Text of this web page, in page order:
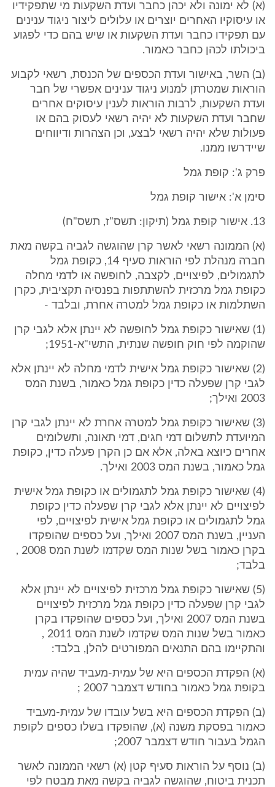
(א) לא ימונה ולא יכהן כחבר ועדת השקעות מי שתפקידיו
או עיסוקיו האחרים יוצרים או עלולים ליצור ניגוד ענינים
עם תפקידו כחבר ועדת השקעות או שיש בהם כדי לפגוע
ביכולתו לכהן כחבר כאמור.
(ב) השר, באישור ועדת הכספים של הכנסת, רשאי לקבוע
הוראות שמטרתן למנוע ניגוד ענינים אפשרי של חבר
ועדת השקעות, לרבות הוראות לענין עיסוקים אחרים
שחבר ועדת השקעות לא יהיה רשאי לעסוק בהם או
פעולות שלא יהיה רשאי לבצע, וכן הצהרות ודיווחים
שיידרשו ממנו.
פרק ג': קופת גמל
סימן א': אישור קופת גמל
13. אישור קופת גמל (תיקון: תשס"ז, תשס"ח)
(א) הממונה רשאי לאשר קרן שהוגשה לגביה בקשה מאת
חברה מנהלת לפי הוראות סעיף 14, כקופת גמל
לתגמולים, לפיצויים, לקצבה, לחופשה או לדמי מחלה
כקופת גמל מרכזית להשתתפות בפנסיה תקציבית, כקרן
השתלמות או כקופת גמל למטרה אחרת, ובלבד -
(1) שאישור כקופת גמל לחופשה לא יינתן אלא לגבי קרן
שהוקמה לפי חוק חופשה שנתית, התשי"א-1951;
(2) שאישור כקופת גמל אישית לדמי מחלה לא יינתן אלא
לגבי קרן שפעלה כדין כקופת גמל כאמור, בשנת המס
2003 ואילך;
(3) שאישור כקופת גמל למטרה אחרת לא יינתן לגבי קרן
המיועדת לתשלום דמי חגים, דמי תאונה, ותשלומים
אחרים כיוצא באלה, אלא אם כן הקרן פעלה כדין, כקופת
גמל כאמור, בשנת המס 2003 ואילך.
(4) שאישור כקופת גמל לתגמולים או כקופת גמל אישית
לפיצויים לא יינתן אלא לגבי קרן שפעלה כדין כקופת
גמל לתגמולים או כקופת גמל אישית לפיצויים, לפי
העניין, בשנת המס 2007 ואילך, ועל כספים שהופקדו
בקרן כאמור בשל שנות המס שקדמו לשנת המס 2008 ,
בלבד;
(5) שאישור כקופת גמל מרכזית לפיצויים לא יינתן אלא
לגבי קרן שפעלה כדין כקופת גמל מרכזית לפיצויים
בשנת המס 2007 ואילך, ועל כספים שהופקדו בקרן
כאמור בשל שנות המס שקדמו לשנת המס 2011 ,
והתקיימו בהם התנאים המפורטים להלן, בלבד:
(א) הפקדת הכספים היא של עמית-מעביד שהיה עמית
בקופת גמל כאמור בחודש דצמבר 2007 ;
(ב) הפקדת הכספים היא בשל עובדו של עמית-מעביד
כאמור בפסקת משנה (א), שהופקדו בשלו כספים לקופת
הגמל בעבור חודש דצמבר 2007;
(ב) נוסף על הוראות סעיף קטן (א) רשאי הממונה לאשר
תכנית ביטוח, שהוגשה לגביה בקשה מאת מבטח לפי